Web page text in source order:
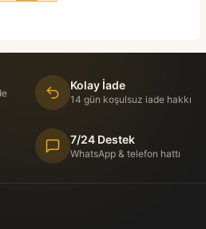
Kolay İade
14 gün koşulsuz iade hakkı
7/24 Destek
WhatsApp & telefon hattı